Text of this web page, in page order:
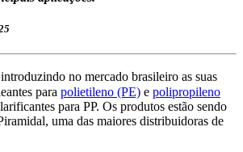
no mercado brasileiro as suas
para polietileno (PE) e polipropileno
para PP. Os produtos estão sendo
uma das maiores distribuidoras de